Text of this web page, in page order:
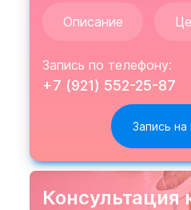
Описание
Запись по телефону:
+7 (921) 552-25-87
Консультация